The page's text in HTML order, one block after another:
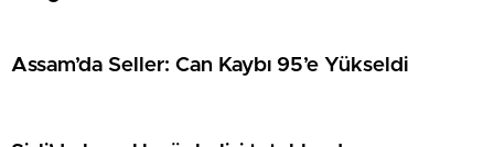
Assam’da Seller: Can Kaybı 95’e Yükseldi